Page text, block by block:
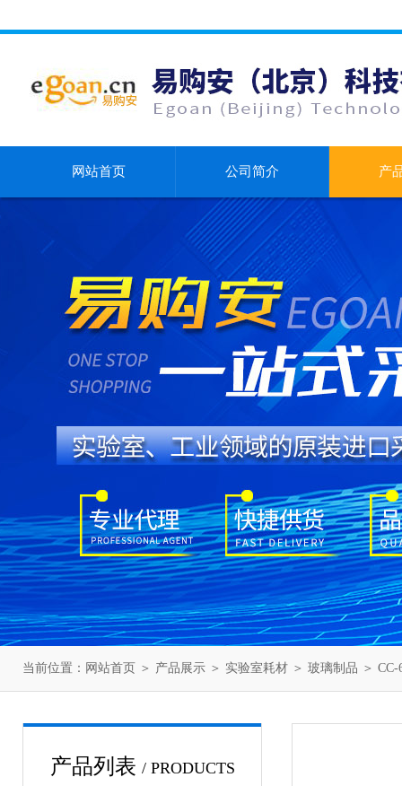
网站首页 公司简介 产
当前位置： 网站首页 ＞ 产品展示 ＞ 实验室耗材 ＞ 玻璃制品 ＞
产品列表 / PRODUCTS